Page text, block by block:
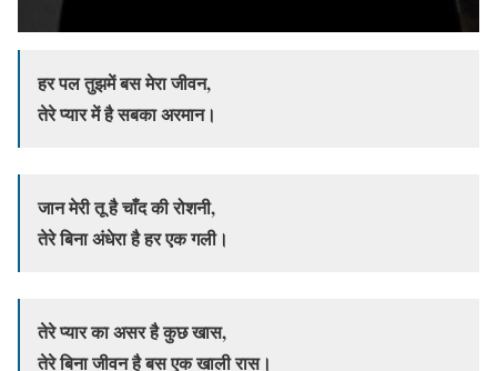
हर पल तुझमें बस मेरा जीवन,
तेरे प्यार में है सबका अरमान।
जान मेरी तू है चाँद की रोशनी,
तेरे बिना अंधेरा है हर एक गली।
तेरे प्यार का असर है कुछ खास,
तेरे बिना जीवन है बस एक खाली रास।